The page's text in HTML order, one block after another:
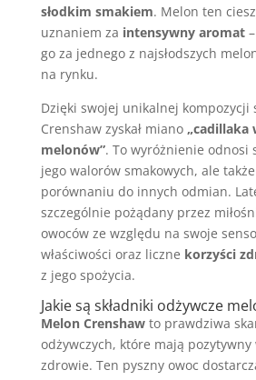
słodkim smakiem. Melon ten
uznaniem za intensywny aromat–
go za jednego z najsłodszych
na rynku.
Dzięki swojej unikalnej kompozycji
Crenshaw zyskał miano „cadillaka
melonów”. To wyróżnienie odnosi
jego walorów smakowych, ale
porównaniu do innych odmian.
szczególnie pożądany przez
owoców ze względu na swoje
właściwości oraz liczne korzyści
z jego spożycia.
Jakie są składniki odżywcze
Melon Crenshawto prawdziwa
odżywczych, które mają pozytywny
zdrowie. Ten pyszny owoc